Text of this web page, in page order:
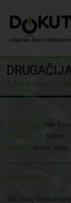
REDATELJ: Silje
TRAJANJE: 84min
ULOGE: Maria
Na maloj farmi u